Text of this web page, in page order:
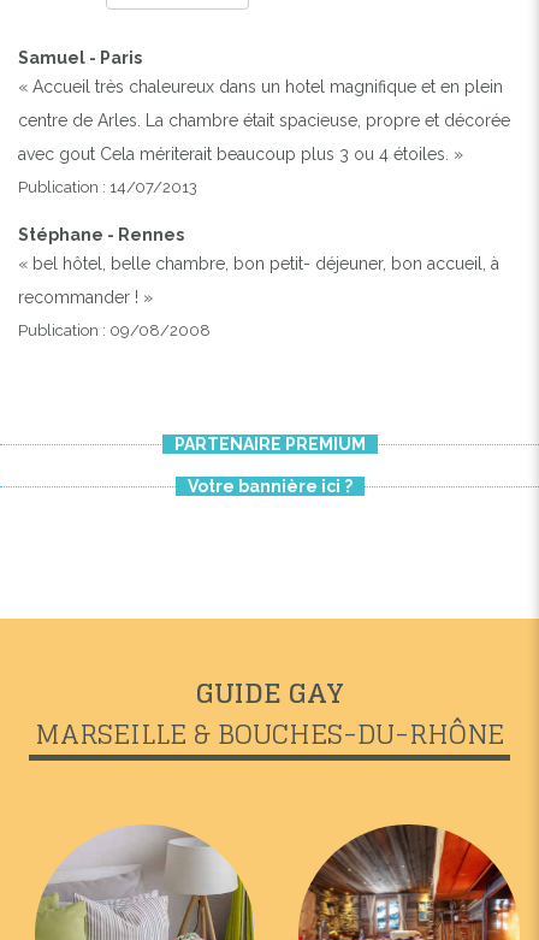
Samuel - Paris
« Accueil très chaleureux dans un hotel magnifique et en plein
centre de Arles. La chambre était spacieuse, propre et décorée
avec gout Cela mériterait beaucoup plus 3 ou 4 étoiles. »
Publication : 14/07/2013
Stéphane - Rennes
« bel hôtel, belle chambre, bon petit- déjeuner, bon accueil, à
recommander ! »
Publication : 09/08/2008
PARTENAIRE PREMIUM
Votre bannière ici ?
GUIDE GAY
MARSEILLE & BOUCHES-DU-RHÔNE